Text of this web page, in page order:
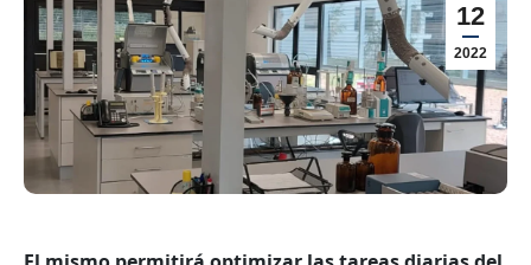
12
2022